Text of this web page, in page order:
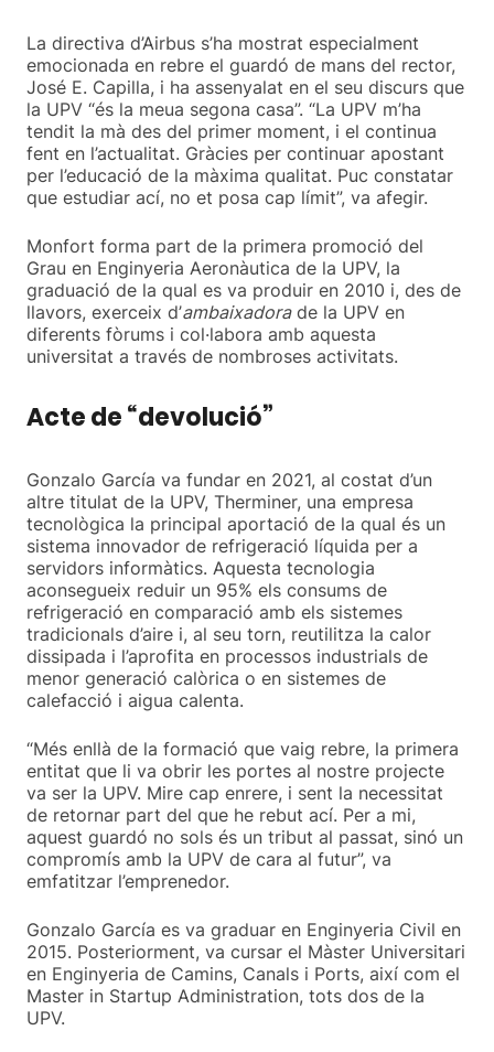
La directiva d’Airbus s’ha mostrat especialment
emocionada en rebre el guardó de mans del rector,
José E. Capilla, i ha assenyalat en el seu discurs que
la UPV “és la meua segona casa”. “La UPV m’ha
tendit la mà des del primer moment, i el continua
fent en l’actualitat. Gràcies per continuar apostant
per l’educació de la màxima qualitat. Puc constatar
que estudiar ací, no et posa cap límit”, va afegir.
Monfort forma part de la primera promoció del
Grau en Enginyeria Aeronàutica de la UPV, la
graduació de la qual es va produir en 2010 i, des de
llavors, exerceix d’ambaixadorade la UPV en
diferents fòrums i col·labora amb aquesta
universitat a través de nombroses activitats.
Acte de “devolució”
Gonzalo García va fundar en 2021, al costat d’un
altre titulat de la UPV, Therminer, una empresa
tecnològica la principal aportació de la qual és un
sistema innovador de refrigeració líquida per a
servidors informàtics. Aquesta tecnologia
aconsegueix reduir un 95% els consums de
refrigeració en comparació amb els sistemes
tradicionals d’aire i, al seu torn, reutilitza la calor
dissipada i l’aprofita en processos industrials de
menor generació calòrica o en sistemes de
calefacció i aigua calenta.
“Més enllà de la formació que vaig rebre, la primera
entitat que li va obrir les portes al nostre projecte
va ser la UPV. Mire cap enrere, i sent la necessitat
de retornar part del que he rebut ací. Per a mi,
aquest guardó no sols és un tribut al passat, sinó un
compromís amb la UPV de cara al futur”, va
emfatitzar l’emprenedor.
Gonzalo García es va graduar en Enginyeria Civil en
2015. Posteriorment, va cursar el Màster Universitari
en Enginyeria de Camins, Canals i Ports, així com el
Master in Startup Administration, tots dos de la
UPV.